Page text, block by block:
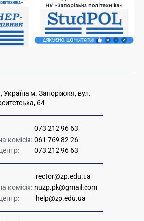
науки України
1545
Україна м. Запоріжжя, вул.
64
073 212 96 63
комісія: 061 769 82 26
073 212 96 63
rector@zp.edu.ua
комісія: nuzp.pk@gmail.com
help@zp.edu.ua